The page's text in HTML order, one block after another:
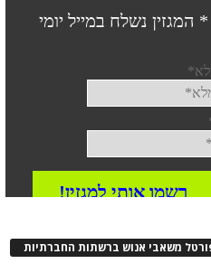
משאבי אנוש ברשתות החברתיות